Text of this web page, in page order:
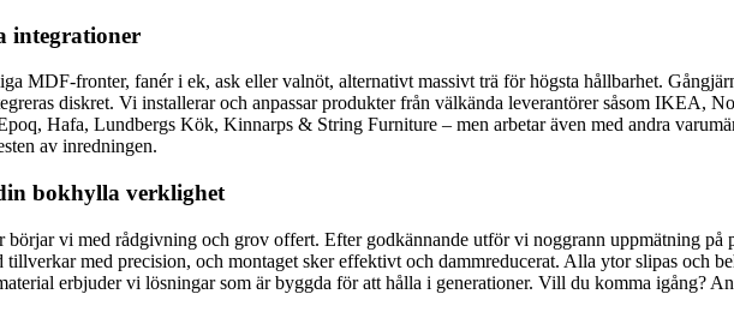
integrationer
MDF-fronter, fanér i ek, ask eller valnöt, alternativt massivt trä för högsta hållbarhet.
diskret. Vi installerar och anpassar produkter från välkända leverantörer såsom
Hafa, Lundbergs Kök, Kinnarps & String Furniture – men arbetar även med andra
av inredningen.
bokhylla verklighet
vi med rådgivning och grov offert. Efter godkännande utför vi noggrann uppmätning på
med precision, och montaget sker effektivt och dammreducerat. Alla ytor slipas och
erbjuder vi lösningar som är byggda för att hålla i generationer. Vill du komma igång?